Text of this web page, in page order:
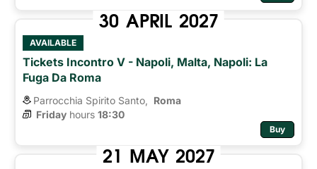
30 APRIL 2027
AVAILABLE
Tickets Incontro V - Napoli, Malta, Napoli: La
Fuga Da Roma
Parrocchia Spirito Santo,
Roma
Friday hours 18:30
Buy
21 MAY 2027